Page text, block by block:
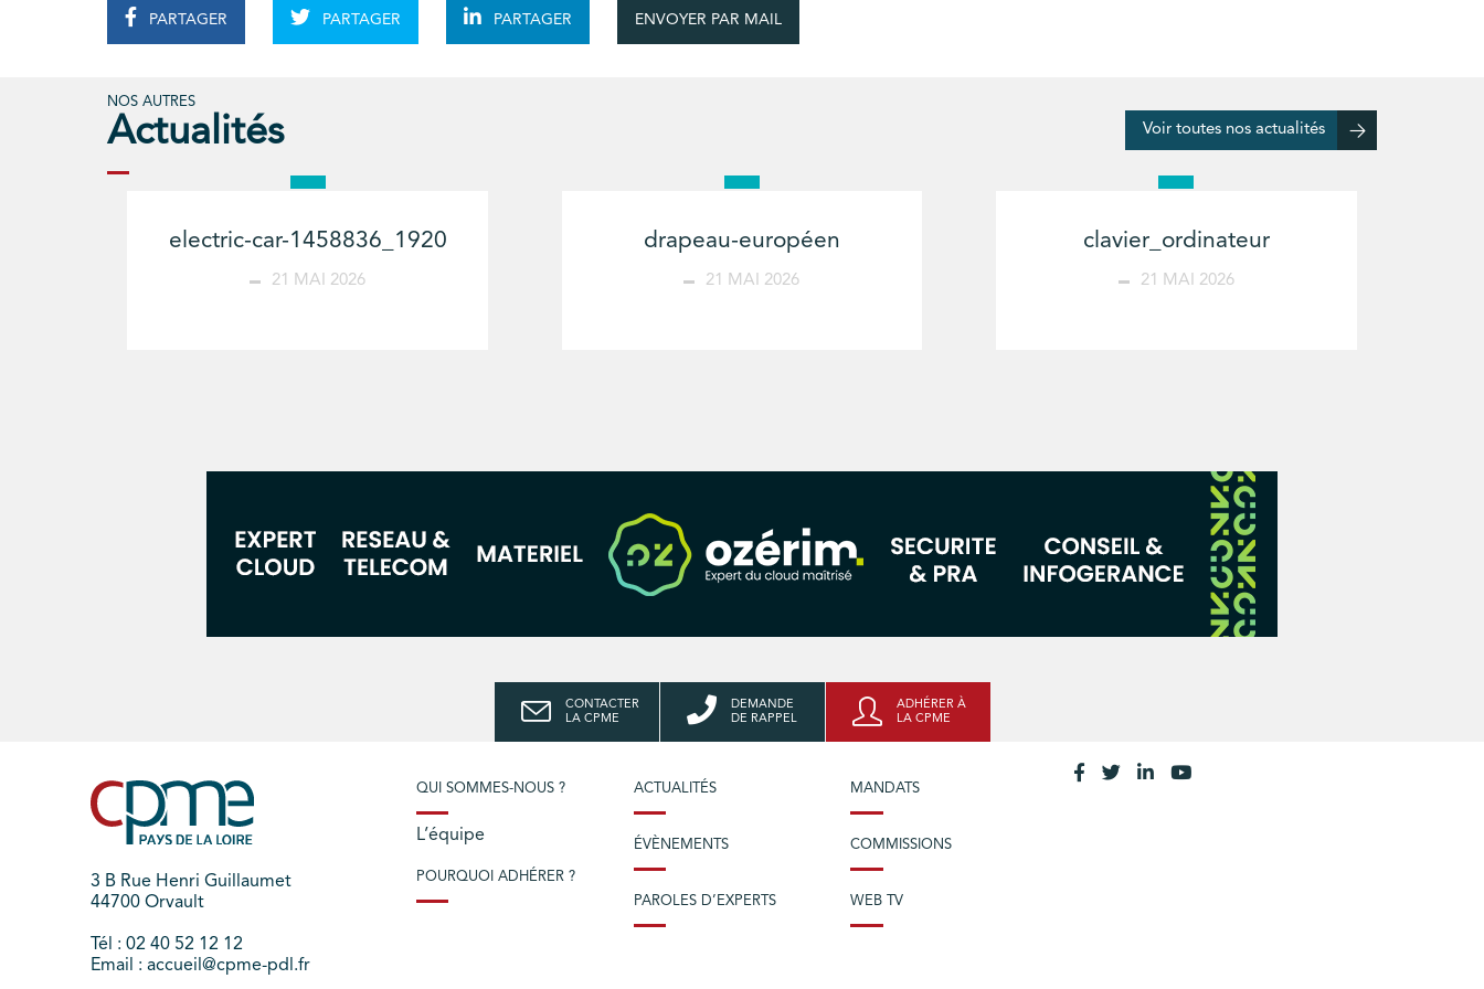
PARTAGER PARTAGER PARTAGER ENVOYER PAR MAIL
NOS AUTRES
Actualités Voir toutes nos actualités
electric-car-1458836_1920
21 MAI 2026
drapeau-européen
21 MAI 2026
clavier_ordinateur
21 MAI 2026
CONTACTER
LA CPME
DEMANDE
DE RAPPEL
ADHÉRER À
LA CPME
3 B Rue Henri Guillaumet
44700 Orvault
Tél : 02 40 52 12 12
Email : accueil@cpme-pdl.fr
QUI SOMMES-NOUS ?
L’équipe
POURQUOI ADHÉRER ?
ACTUALITÉS
ÉVÈNEMENTS
PAROLES D’EXPERTS
MANDATS
COMMISSIONS
WEB TV